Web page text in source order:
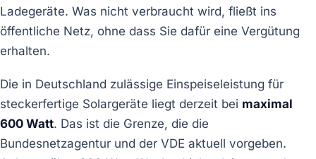
Ladegeräte. Was nicht verbraucht wird, fließt ins
öffentliche Netz, ohne dass Sie dafür eine Vergütung
erhalten.
Die in Deutschland zulässige Einspeiseleistung für
steckerfertige Solargeräte liegt derzeit bei maximal
600 Watt. Das ist die Grenze, die die
Bundesnetzagentur und der VDE aktuell vorgeben.